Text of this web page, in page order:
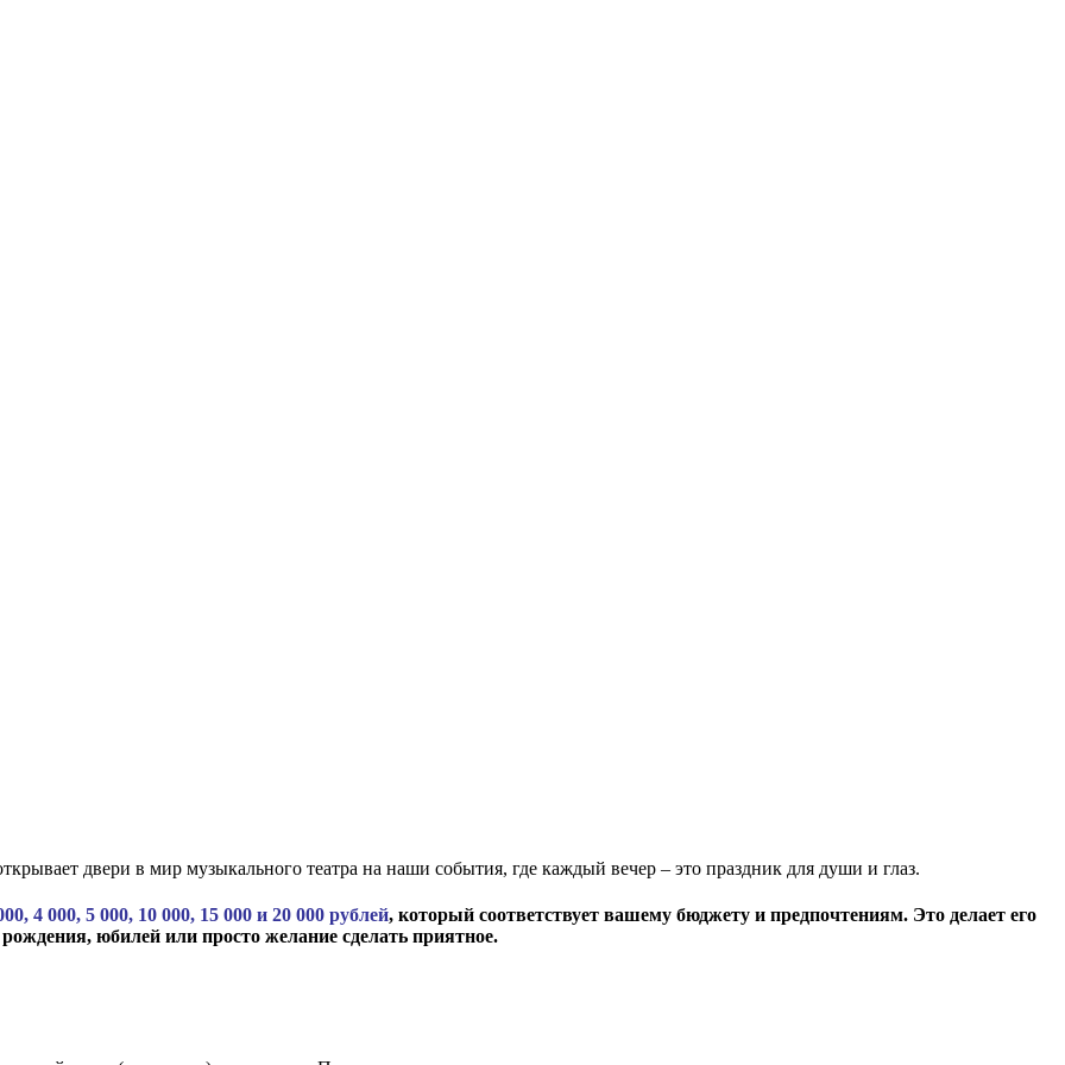
двери в мир музыкального театра на наши события, где каждый вечер – это праздник для души и глаз.
4 000, 5 000, 10 000, 15 000 и 20 000 рублей, который соответствует вашему бюджету и предпочтениям. Это делает его
юбилей или просто желание сделать приятное.